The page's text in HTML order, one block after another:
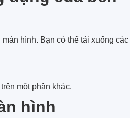
hình. Bạn có thể tải xuống các
một phần khác.
hình